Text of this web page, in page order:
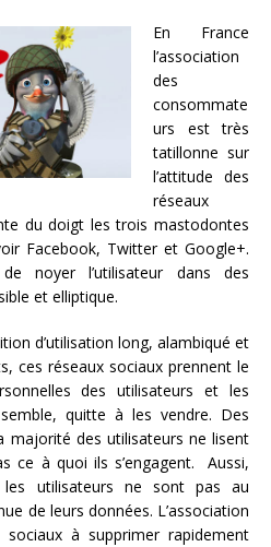
En France
l’association
des
consommate
urs est très
tatillonne sur
l’attitude des
réseaux
du doigt les trois mastodontes
Facebook, Twitter et Google+.
noyer l’utilisateur dans des
et elliptique.
d’utilisation long, alambiqué et
ces réseaux sociaux prennent le
des utilisateurs et les
quitte à les vendre. Des
majorité des utilisateurs ne lisent
ce à quoi ils s’engagent. Aussi,
les utilisateurs ne sont pas au
de leurs données. L’association
à supprimer rapidement